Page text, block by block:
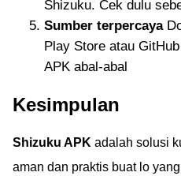
Shizuku. Cek dulu
Sumber terpercaya
Play Store atau
APK abal-abal
Kesimpulan
Shizuku APK adalah solusi
aman dan praktis buat lo